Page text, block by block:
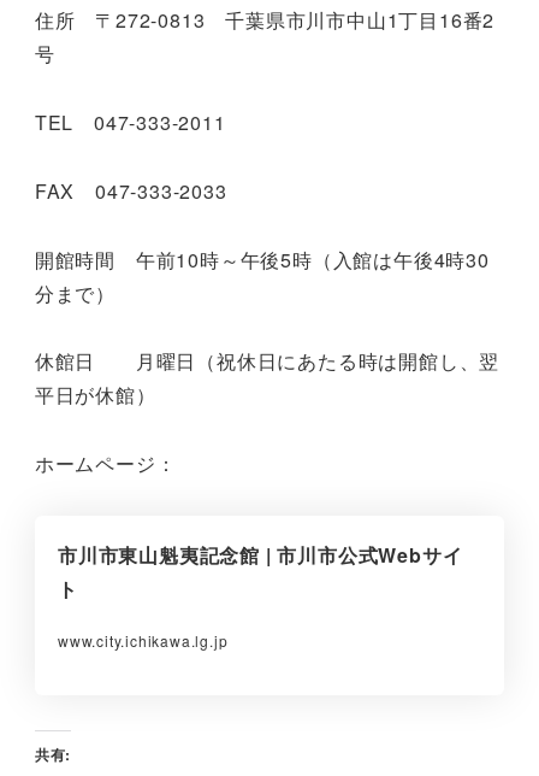
住所 〒272-0813 千葉県市川市中山1丁目16番2
号
TEL 047-333-2011
FAX 047-333-2033
開館時間 午前10時～午後5時（入館は午後4時30
分まで）
休館日 月曜日（祝休日にあたる時は開館し、翌
平日が休館）
ホームページ：
市川市東山魁夷記念館 | 市川市公式Webサイ
ト
www.city.ichikawa.lg.jp
共有: